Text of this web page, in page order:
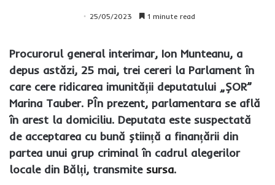
25/05/2023 1 minute read
Procurorul general interimar, Ion Munteanu, a
depus astăzi, 25 mai, trei cereri la Parlament în
care cere ridicarea imunității deputatului „ȘOR”
Marina Tauber. PÎn prezent, parlamentara se află
în arest la domiciliu. Deputata este suspectată
de acceptarea cu bună știință a finanțării din
partea unui grup criminal în cadrul alegerilor
locale din Bălți, transmite sursa.